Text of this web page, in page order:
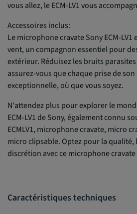
vous allez, le ECM-LV1 vous
Accessoires inclus:
Le microphone cravate Sony ECM-LV1
vent, un compagnon essentiel pour
extérieur. Réduisez les bruits
assurez-vous que chaque prise de
exceptionnelle, où que vous soyez.
N'attendez plus pour explorer le
ECM-LV1 de Sony, également connu
ECMLV1, microphone cravate, micro
micro clipsable. Optez pour la qualité,
discrétion avec ce microphone
Caractéristiques techniques